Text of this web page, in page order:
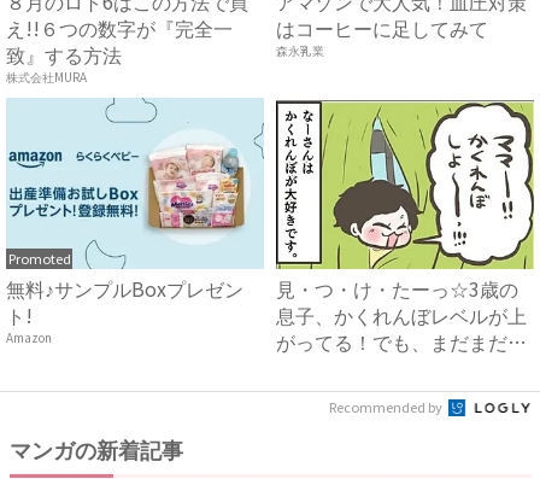
え!!６つの数字が『完全一
致』する方法
株式会社MURA
はコーヒーに足してみて
森永乳業
Promoted
無料♪サンプルBoxプレゼン
ト!
Amazon
見・つ・け・たーっ☆3歳の
息子、かくれんぼレベルが上
がってる！でも、まだまだ純
Recommended by
マンガの新着記事